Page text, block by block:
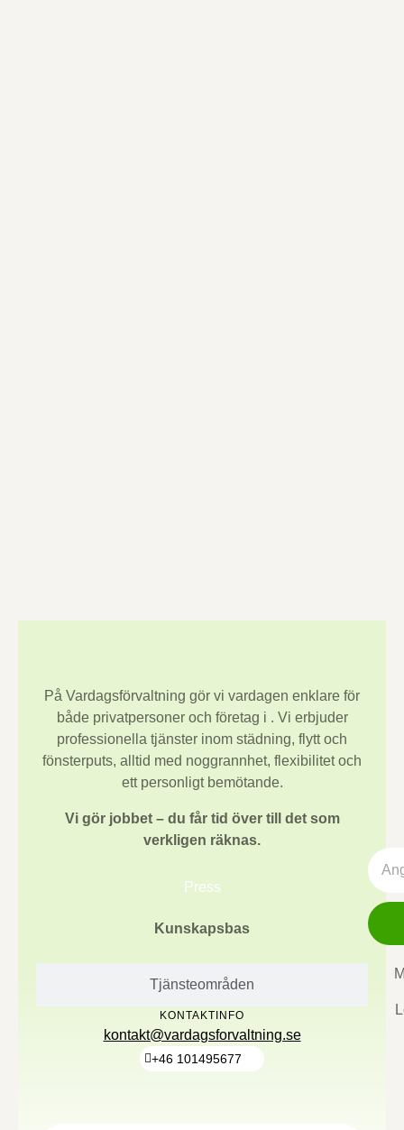
På Vardagsförvaltning gör vi vardagen enklare för
både privatpersoner och företag i . Vi erbjuder
professionella tjänster inom städning, flytt och
fönsterputs, alltid med noggrannhet, flexibilitet och
ett personligt bemötande.
Vi gör jobbet – du får tid över till det som
verkligen räknas.
Press
Tjänsteområden
Kunskapsbas
KONTAKTINFO
kontakt@vardagsforvaltning.se
+46 101495677